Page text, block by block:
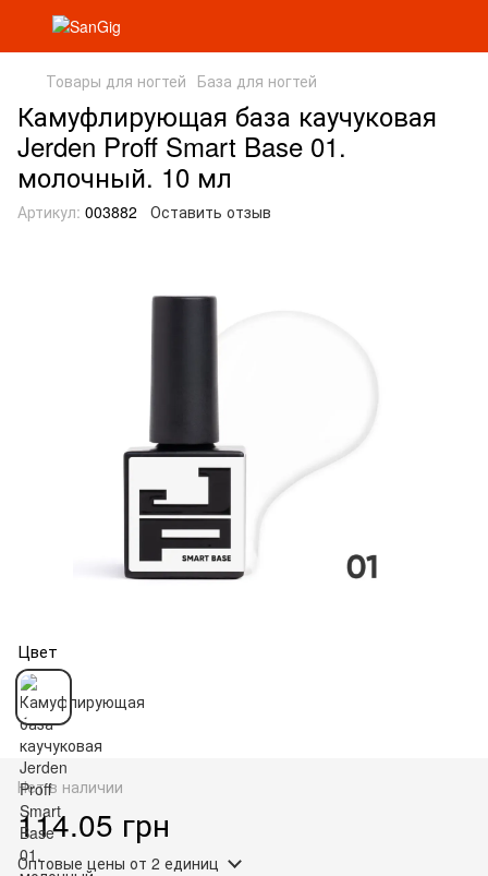
Товары для ногтей База для ногтей
Камуфлирующая база каучуковая
Jerden Proff Smart Base 01.
молочный. 10 мл
Артикул: 003882 Оставить отзыв
Цвет
Нет в наличии
114.05 грн
Оптовые цены от 2 единиц